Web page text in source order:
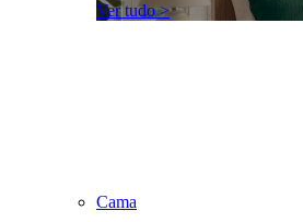
Ver tudo >
Cama